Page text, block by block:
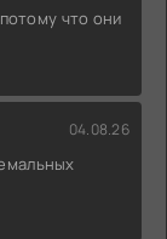
что они
04.08.26